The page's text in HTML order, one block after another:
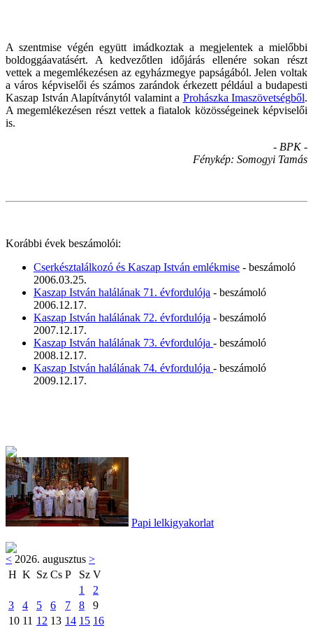
A szentmise végén együtt imádkoztak a megjelentek a mielőbbi
boldoggáavatásért. A kedvezőtlen időjárás ellenére sokan részt
vettek a megemlékezésen az egyházmegye papságából. Jelen voltak
a város képviselői és számos zarándok érkezett például a budapesti
Kaszap István Alapítványtól valamint a Prohászka Imaszövetségből.
A megemlékezésen részt vettek a fiatalok közösségeinek képviselői
is.
- BPK -
Fénykép: Somogyi Tamás
Korábbi évek beszámolói:
Cserkésztalálkozó és Kaszap István emlékmise - beszámoló
2006.03.25.
Kaszap István halálának 71. évfordulója - beszámoló
2006.12.17.
Kaszap István halálának 72. évfordulója - beszámoló
2007.12.17.
Kaszap István halálának 73. évfordulója - beszámoló
2008.12.17.
Kaszap István halálának 74. évfordulója - beszámoló
2009.12.17.
Papi lelkigyakorlat
< 2026. augusztus >
H K Sz Cs P Sz V
1
2
3
4 5 6 7 8
9
10 11 12 13 14 15 16